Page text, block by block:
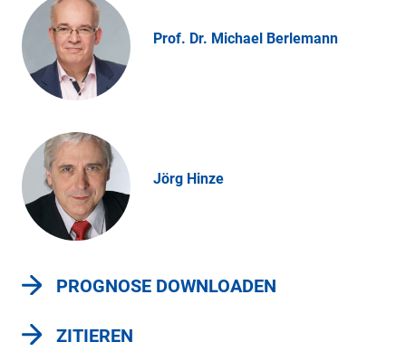
Prof. Dr. Michael Berlemann
Jörg Hinze
PROGNOSE DOWNLOADEN
ZITIEREN